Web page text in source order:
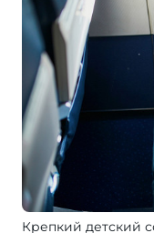
Крепкий детский